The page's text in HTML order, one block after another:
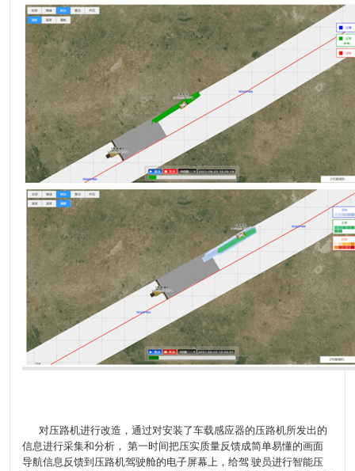
对压路机进行改造，通过对安装了车载感应器的压路机所发出的
信息进行采集和分析， 第一时间把压实质量反馈成简单易懂的画面
导航信息反馈到压路机驾驶舱的电子屏幕上，给驾 驶员进行智能压